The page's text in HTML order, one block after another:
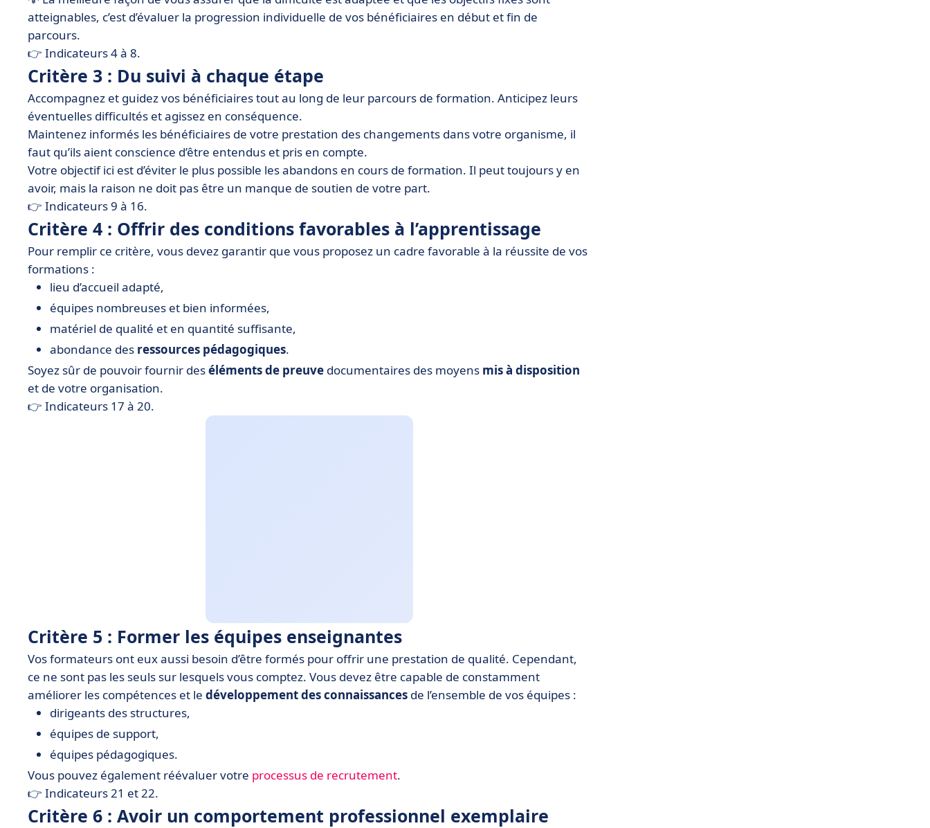
atteignables, c’est d’évaluer la progression individuelle de vos bénéficiaires en début et fin de
parcours.
👉 Indicateurs 4 à 8.
Critère 3 : Du suivi à chaque étape
Accompagnez et guidez vos bénéficiaires tout au long de leur parcours de formation. Anticipez leurs
éventuelles difficultés et agissez en conséquence.
Maintenez informés les bénéficiaires de votre prestation des changements dans votre organisme, il
faut qu’ils aient conscience d’être entendus et pris en compte.
Votre objectif ici est d’éviter le plus possible les abandons en cours de formation. Il peut toujours y en
avoir, mais la raison ne doit pas être un manque de soutien de votre part.
👉 Indicateurs 9 à 16.
Critère 4 : Offrir des conditions favorables à l’apprentissage
Pour remplir ce critère, vous devez garantir que vous proposez un cadre favorable à la réussite de vos
formations :
lieu d’accueil adapté,
équipes nombreuses et bien informées,
matériel de qualité et en quantité suffisante,
abondance des ressources pédagogiques.
Soyez sûr de pouvoir fournir deséléments de preuve documentaires des moyens mis à disposition
et de votre organisation.
👉 Indicateurs 17 à 20.
Critère 5 : Former les équipes enseignantes
Vos formateurs ont eux aussi besoin d’être formés pour offrir une prestation de qualité. Cependant,
ce ne sont pas les seuls sur lesquels vous comptez. Vous devez être capable de constamment
améliorer les compétences et le développement des connaissances de l’ensemble de vos équipes :
dirigeants des structures,
équipes de support,
équipes pédagogiques.
Vous pouvez également réévaluer votre processus de recrutement.
👉 Indicateurs 21 et 22.
Critère 6 : Avoir un comportement professionnel exemplaire